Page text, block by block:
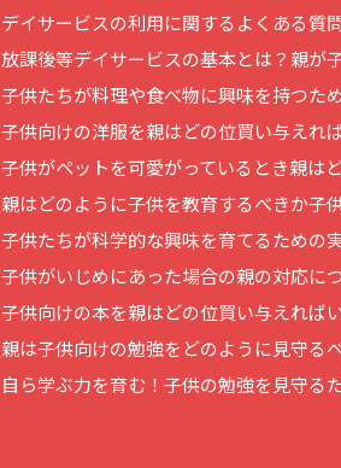
デイサービスの利用に関するよくある質
放課後等デイサービスの基本とは？ 親が
子供たちが料理や食べ物に興味を持つた
子供向けの洋服を親はどの位買い与えれ
子供がペットを可愛がっているとき親は
親はどのように子供を教育するべきか子
子供たちが科学的な興味を育てるための
子供がいじめにあった場合の親の対応に
子供向けの本を親はどの位買い与えれば
親は子供向けの勉強をどのように見守る
自ら学ぶ力を育む！子供の勉強を見守る